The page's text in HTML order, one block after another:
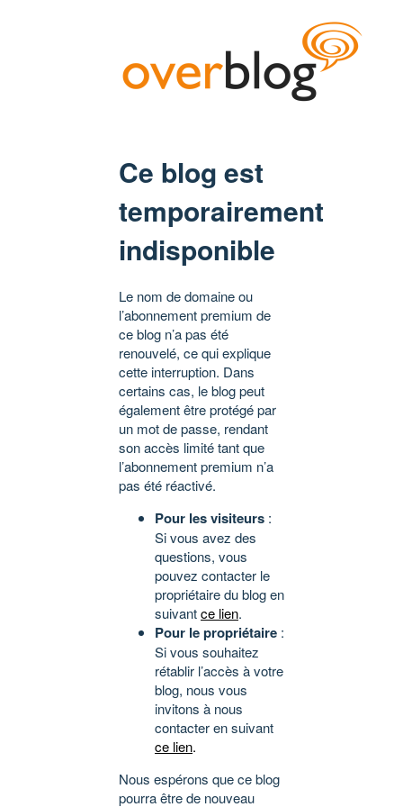
Ce blog est
temporairement
indisponible
Le nom de domaine ou
l’abonnement premium de
ce blog n’a pas été
renouvelé, ce qui explique
cette interruption. Dans
certains cas, le blog peut
également être protégé par
un mot de passe, rendant
son accès limité tant que
l’abonnement premium n’a
pas été réactivé.
Pour les visiteurs :
Si vous avez des
questions, vous
pouvez contacter le
propriétaire du blog en
suivantce lien.
Pour le propriétaire :
Si vous souhaitez
rétablir l’accès à votre
blog, nous vous
invitons à nous
contacter en suivant
ce lien.
Nous espérons que ce blog
pourra être de nouveau